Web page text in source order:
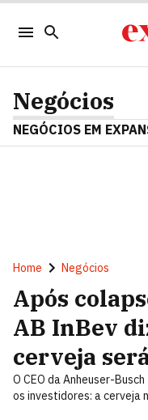
Negócios
NEGÓCIOS EM
Home Negócios
Após
AB InBev
cerveja
O CEO da Anheuser-
os investidores: a cerveja